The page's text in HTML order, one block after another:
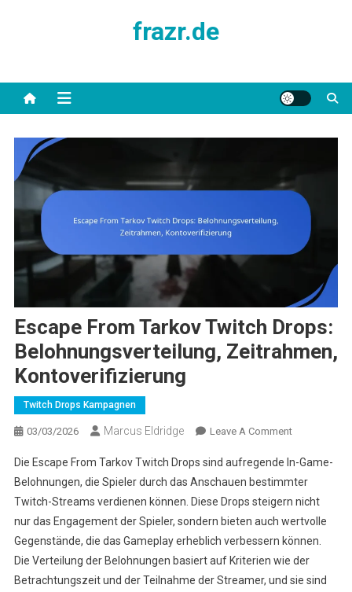
frazr.de
Escape From Tarkov Twitch Drops:
Belohnungsverteilung, Zeitrahmen,
Kontoverifizierung
Twitch Drops Kampagnen
03/03/2026 Marcus Eldridge Leave A CommentOn
From
Tarkov
Twitch
Drops:
Zeitrahmen,
Die Escape From Tarkov Twitch Drops sind aufregende In-Game-
Belohnungen, die Spieler durch das Anschauen bestimmter
Twitch-Streams verdienen können. Diese Drops steigern nicht
nur das Engagement der Spieler, sondern bieten auch wertvolle
Gegenstände, die das Gameplay erheblich verbessern können.
Die Verteilung der Belohnungen basiert auf Kriterien wie der
Betrachtungszeit und der Teilnahme der Streamer, und sie sind